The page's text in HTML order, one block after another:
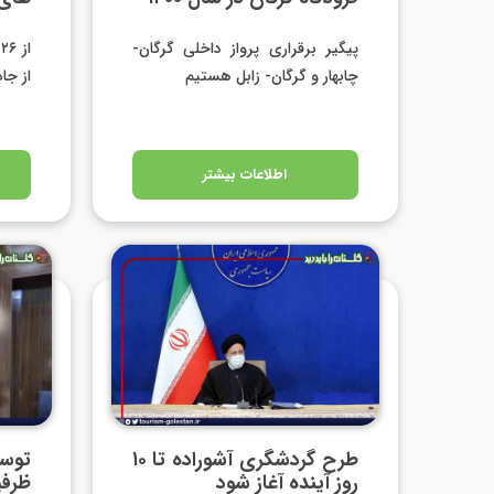
پیگیر برقراری پرواز داخلی گرگان-
چابهار و گرگان- زابل هستیم
اطلاعات بیشتر
از
طرح گردشگری آشوراده تا ۱۰
روز آینده آغاز شود